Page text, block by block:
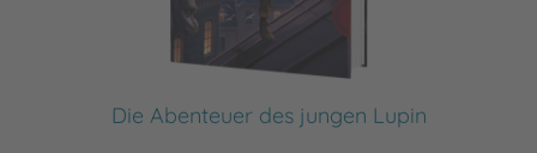
Die Abenteuer des jungen Lupin